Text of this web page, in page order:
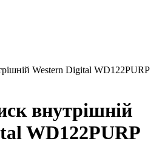
Western Digital WD122PURP
внутрішній
WD122PURP